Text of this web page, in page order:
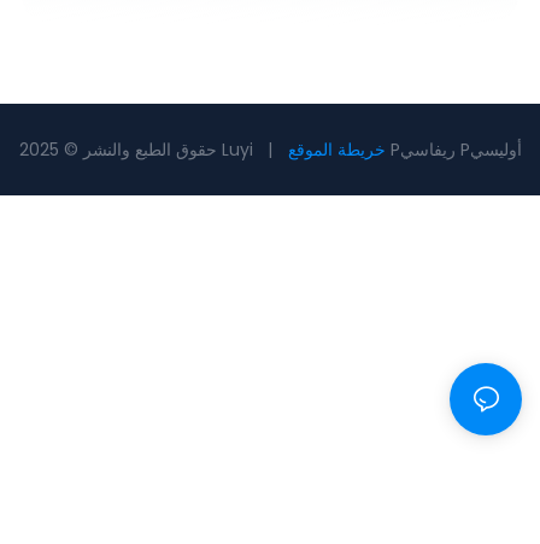
حقوق الطبع والنشر © 2025 Luyi | Pريفاسي Pأوليسي